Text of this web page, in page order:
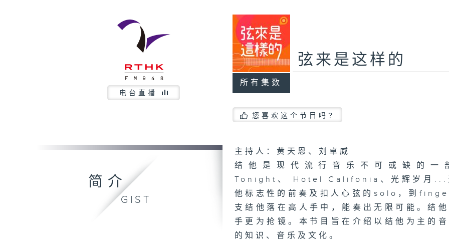
电台直播
所有集数
弦来是这样的
您喜欢这个节目吗?
简介
GIST
主持人：黄天恩、刘卓威
结他是现代流行音乐不可或缺的一
Tonight、 Hotel Califonia、光辉岁月...
他标志性的前奏及扣人心弦的solo，到
支结他落在高人手中，能奏出无限可能。结
手更为抢镜。本节目旨在介绍以结他为主的
的知识、音乐及文化。